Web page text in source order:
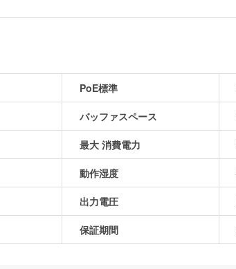
PoE標準
バッファスペース
最大 消費電力
動作湿度
出力電圧
保証期間